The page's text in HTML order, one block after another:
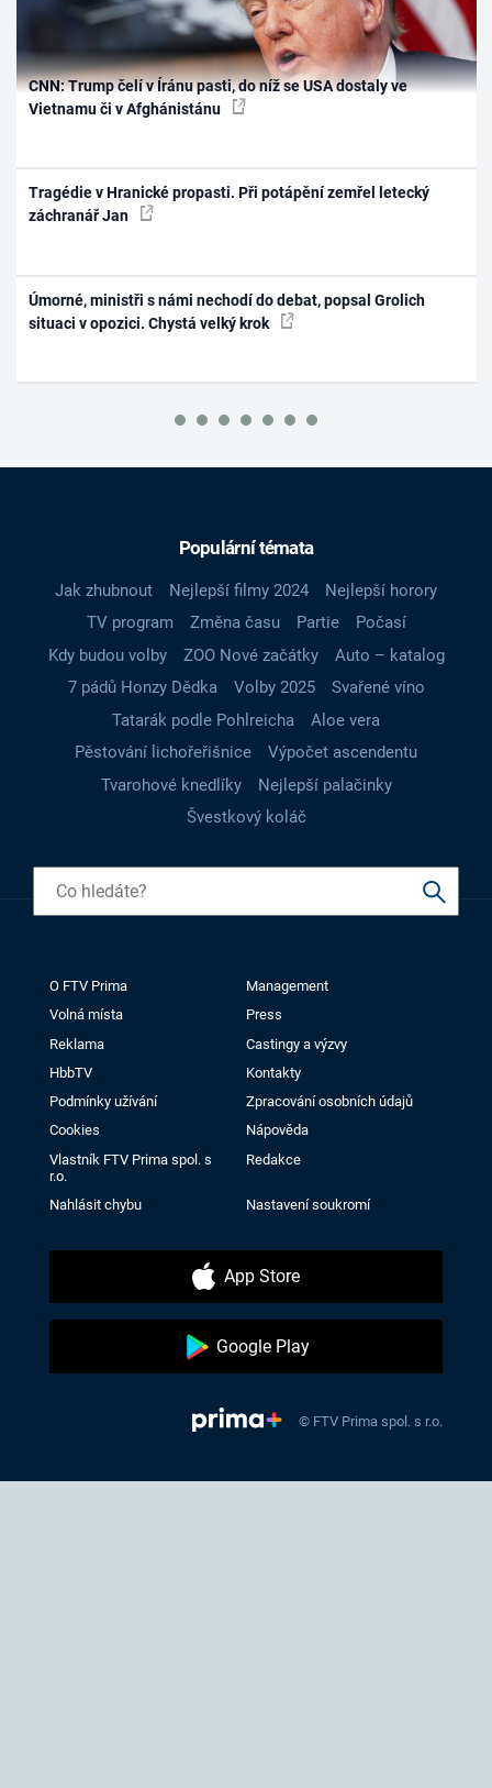
CNN: Trump čelí v Íránu pasti, do níž se USA dostaly ve
Vietnamu či v Afghánistánu
Tragédie v Hranické propasti. Při potápění zemřel letecký
záchranář Jan
Úmorné, ministři s námi nechodí do debat, popsal Grolich
situaci v opozici. Chystá velký krok
Populární témata
Jak zhubnout Nejlepší filmy 2024
Nejlepší horory
TV program
Změna času Partie
Počasí
Kdy budou volby
ZOO Nové začátky
Auto – katalog
7 pádů Honzy Dědka
Volby 2025
Svařené víno
Tatarák podle Pohlreicha
Aloe vera
Pěstování lichořeřišnice
Výpočet ascendentu
Tvarohové knedlíky
Nejlepší palačinky
Švestkový koláč
O FTV Prima
Management
Volná místa
Press
Reklama
Castingy a výzvy
HbbTV
Kontakty
Podmínky užívání
Zpracování osobních údajů
Cookies
Nápověda
Vlastník FTV Prima spol. s
r.o.
Redakce
Nahlásit chybu Nastavení soukromí
App Store
Google Play
© FTV Prima spol. s r.o.